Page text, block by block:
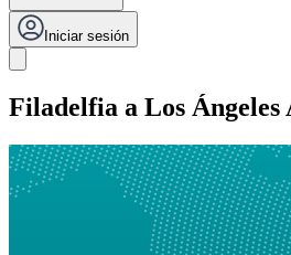
Iniciar sesión
Filadelfia a Los Ángeles